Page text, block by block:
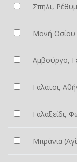
Σπήλι,
Μονή Οσίου
Αμβούργο,
Γαλάτσι,
Γαλαξείδι,
Μπράνια